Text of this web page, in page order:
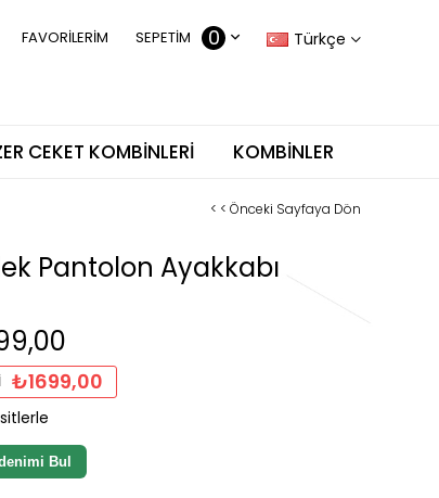
Türkçe
SEPETIM 0
FAVORILERIM
CEKET KOMBINLERI KOMBINLER
< < Önceki Sayfaya Dön
Pantolon Ayakkabı
₺1699,00
Bul